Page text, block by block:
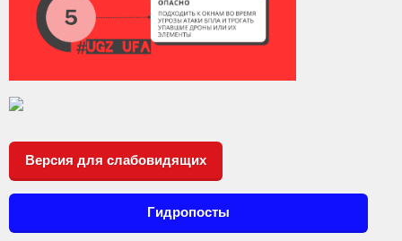
Версия для слабовидящих
Гидропосты